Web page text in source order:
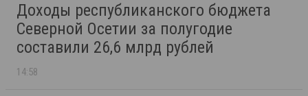
Доходы республиканского бюджета
Северной Осетии за полугодие
составили 26,6 млрд рублей
14:58